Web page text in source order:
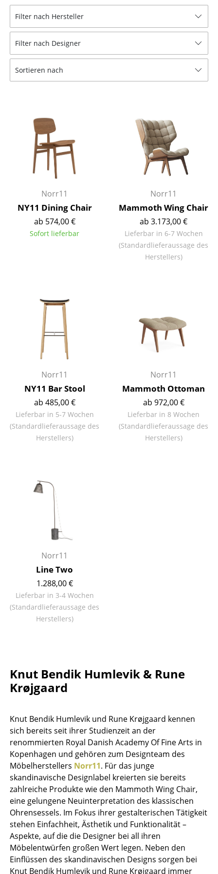
Hocker
Bänke & Liegen
Sitzsäcke
Gartenstühle
Bürodrehstühle
Konferenzstühle
Bürosessel
Einzelteile
... alle Sitzmöbel
Tische
Schreibtische
Sekretäre & PC-Tische
Konferenztische
Kindertische
Gartentische
Servierwagen
Aufbewahren
Regale & Schränke
Bücherregale
Sideboards & Kommoden
TV Möbel
Beistell- & Rollcontainer
Einzelteile
Licht
Hängeleuchten & Deckenleuchten
Tischleuchten
Schreibtischleuchten
Stehleuchten & Leseleuchten
Bodenleuchten
Wandleuchten
Outdoor-Leuchten
Filter nach Hersteller
Filter nach Designer
Sortieren nach
Norr11
NY11 Dining Chair
ab 574,00 €
Sofort lieferbar
Norr11
Mammoth Wing Chair
ab 3.173,00 €
Lieferbar in 6-7 Wochen
(Standardlieferaussage des
Herstellers)
Norr11
NY11 Bar Stool
ab 485,00 €
Lieferbar in 5-7 Wochen
(Standardlieferaussage des
Herstellers)
Norr11
Mammoth Ottoman
ab 972,00 €
Lieferbar in 8 Wochen
(Standardlieferaussage des
Herstellers)
Norr11
Line Two
1.288,00 €
Lieferbar in 3-4 Wochen
(Standardlieferaussage des
Herstellers)
Knut Bendik Humlevik & Rune
Krøjgaard
Knut Bendik Humlevik und Rune Krøjgaard kennen
sich bereits seit ihrer Studienzeit an der
renommierten Royal Danish Academy Of Fine Arts in
Kopenhagen und gehören zum Designteam des
Möbelherstellers Norr11. Für das junge
skandinavische Designlabel kreierten sie bereits
zahlreiche Produkte wie den Mammoth Wing Chair,
eine gelungene Neuinterpretation des klassischen
Ohrensessels. Im Fokus ihrer gestalterischen Tätigkeit
stehen Einfachheit, Ästhetik und Funktionalität –
Aspekte, auf die die Designer bei all ihren
Möbelentwürfen großen Wert legen. Neben den
Einflüssen des skandinavischen Designs sorgen bei
Knut Bendik Humlevik und Rune Krøjgaard immer